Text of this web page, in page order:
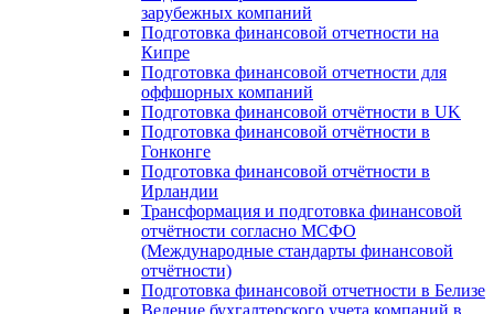
зарубежных компаний
Подготовка финансовой отчетности на
Кипре
Подготовка финансовой отчетности для
оффшорных компаний
Подготовка финансовой отчётности в UK
Подготовка финансовой отчётности в
Гонконге
Подготовка финансовой отчётности в
Ирландии
Трансформация и подготовка финансовой
отчётности согласно МСФО
(Международные стандарты финансовой
отчётности)
Подготовка финансовой отчетности в Белизе
Ведение бухгалтерского учета компаний в